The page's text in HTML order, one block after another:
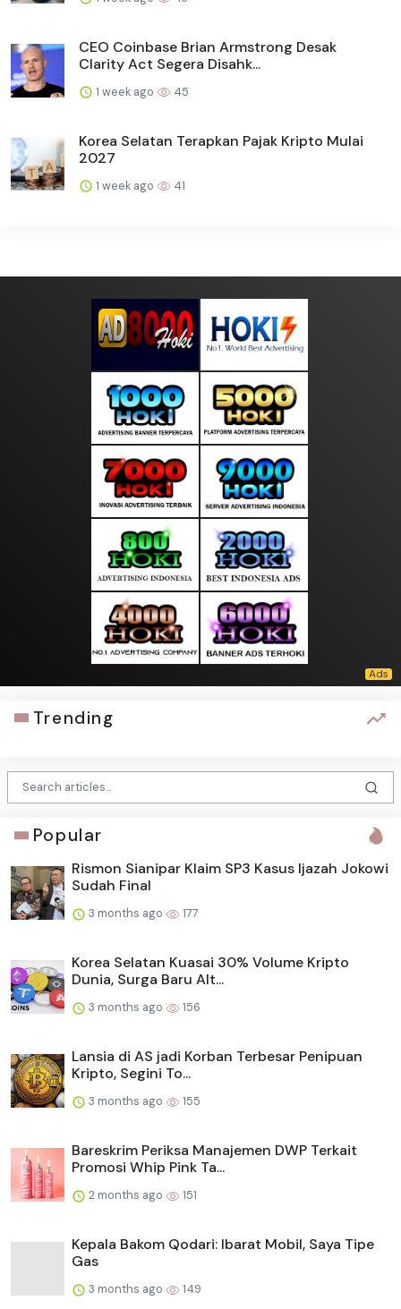
CEO Coinbase Brian Armstrong Desak
Clarity Act Segera Disahk...
1 week ago 45
Korea Selatan Terapkan Pajak Kripto Mulai
2027
1 week ago 41
Trending
Popular
Rismon Sianipar Klaim SP3 Kasus Ijazah Jokowi
Sudah Final
3 months ago 177
Korea Selatan Kuasai 30% Volume Kripto
Dunia, Surga Baru Alt...
3 months ago 156
Lansia di AS jadi Korban Terbesar Penipuan
Kripto, Segini To...
3 months ago 155
Bareskrim Periksa Manajemen DWP Terkait
Promosi Whip Pink Ta...
2 months ago 151
Kepala Bakom Qodari: Ibarat Mobil, Saya Tipe
Gas
3 months ago 149